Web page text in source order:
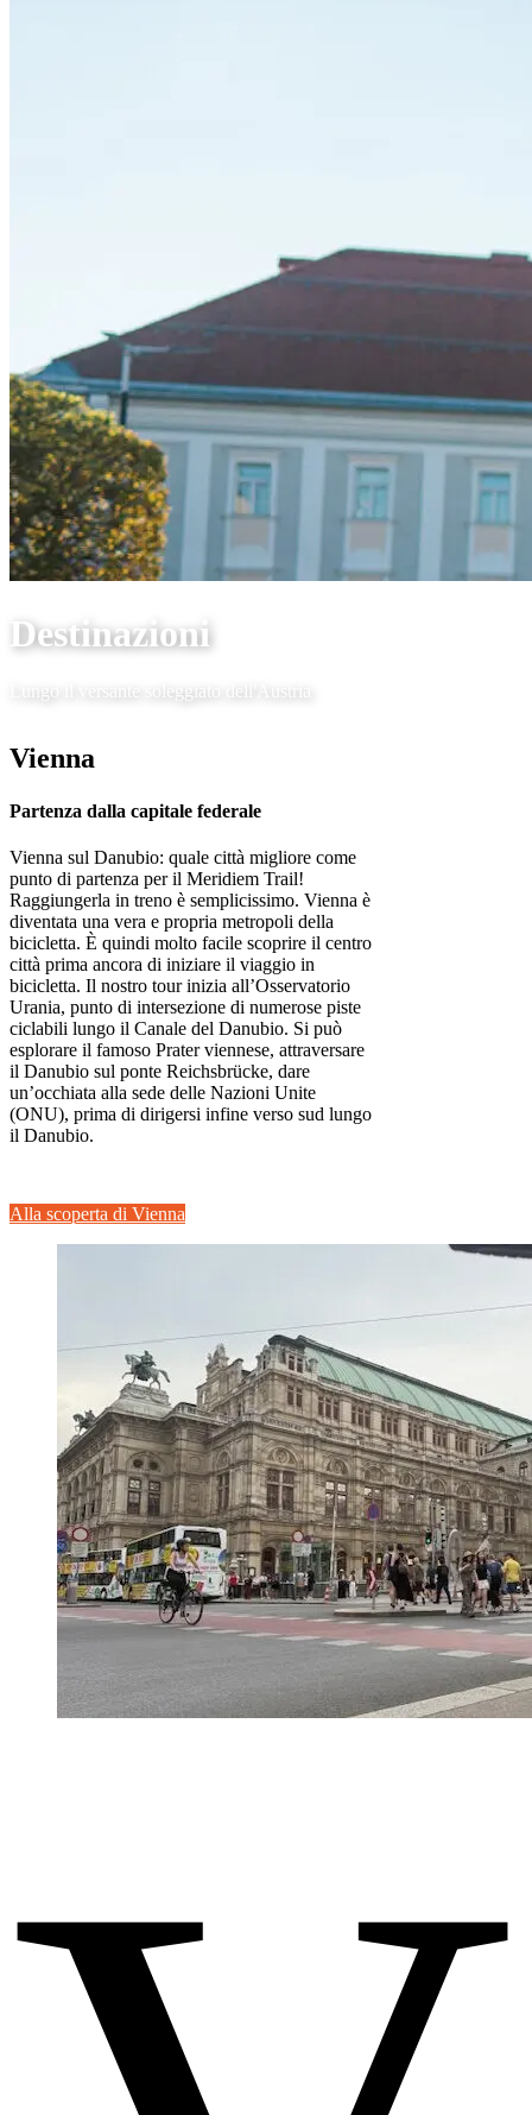
Destinazioni
Lungo il versante soleggiato dell'Austria
Vienna
Partenza dalla capitale federale
Vienna sul Danubio: quale città migliore come
punto di partenza per il Meridiem Trail!
Raggiungerla in treno è semplicissimo. Vienna è
diventata una vera e propria metropoli della
bicicletta. È quindi molto facile scoprire il centro
città prima ancora di iniziare il viaggio in
bicicletta. Il nostro tour inizia all’Osservatorio
Urania, punto di intersezione di numerose piste
ciclabili lungo il Canale del Danubio. Si può
esplorare il famoso Prater viennese, attraversare
il Danubio sul ponte Reichsbrücke, dare
un’occhiata alla sede delle Nazioni Unite
(ONU), prima di dirigersi infine verso sud lungo
il Danubio.
Alla scoperta di Vienna